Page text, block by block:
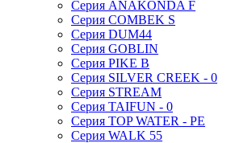
Серия ANAKONDA F
Серия COMBEK S
Серия DUM44
Серия GOBLIN
Серия PIKE B
Серия SILVER CREEK - 0
Серия STREAM
Серия TAIFUN - 0
Серия TOP WATER - PE
Серия WALK 55